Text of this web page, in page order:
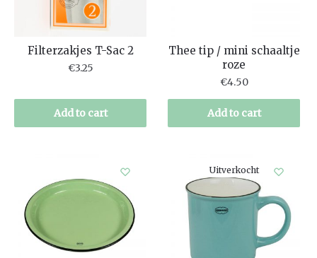
Filterzakjes T-Sac 2
€3.25
Add to cart
Thee tip / mini schaaltje
roze
€4.50
Add to cart
Uitverkocht